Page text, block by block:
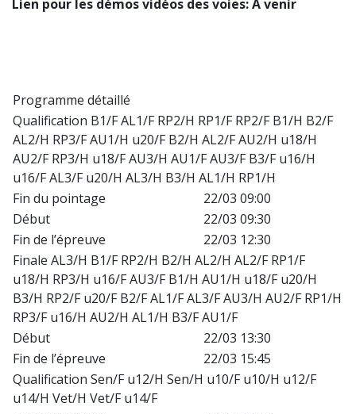
Lien pour les démos vidéos des voies: A venir
Programme détaillé
Qualification B1/F AL1/F RP2/H RP1/F RP2/F B1/H B2/F
AL2/H RP3/F AU1/H u20/F B2/H AL2/F AU2/H u18/H
AU2/F RP3/H u18/F AU3/H AU1/F AU3/F B3/F u16/H
u16/F AL3/F u20/H AL3/H B3/H AL1/H RP1/H
Fin du pointage
22/03 09:00
Début
22/03 09:30
Fin de l’épreuve
22/03 12:30
Finale AL3/H B1/F RP2/H B2/H AL2/H AL2/F RP1/F
u18/H RP3/H u16/F AU3/F B1/H AU1/H u18/F u20/H
B3/H RP2/F u20/F B2/F AL1/F AL3/F AU3/H AU2/F RP1/H
RP3/F u16/H AU2/H AL1/H B3/F AU1/F
Début
22/03 13:30
Fin de l’épreuve
22/03 15:45
Qualification Sen/F u12/H Sen/H u10/F u10/H u12/F
u14/H Vet/H Vet/F u14/F